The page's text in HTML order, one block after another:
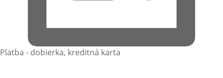
Platba - dobierka, kreditná karta